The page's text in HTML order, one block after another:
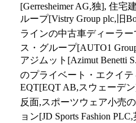
[Gerresheimer AG,独], 住宅
ループ[Vistry Group plc,旧
ラインの中古車ディーラー
ス・グループ[AUTO1
アジムット[Azimut Benetti
のプライベート・エクイ
EQT[EQT AB,スウェーデ
反面,スポーツウェア小売の
ョン[JD Sports Fashion